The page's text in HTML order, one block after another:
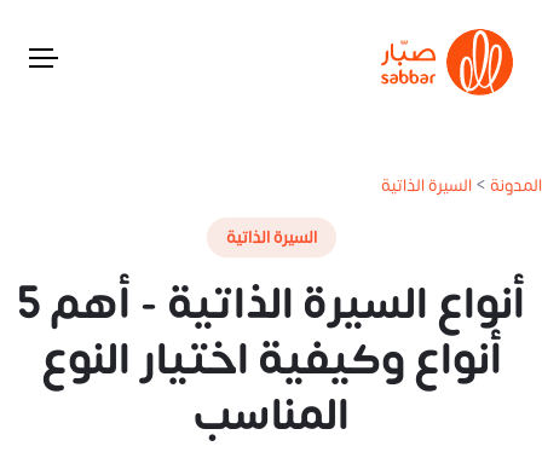
المدونة>السيرة الذاتية
السيرة الذاتية
أنواع السيرة الذاتية - أهم 5
أنواع وكيفية اختيار النوع
المناسب